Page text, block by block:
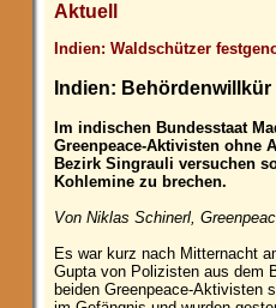
Aktuell
Indien: Waldschützer
Indien:
Im indischen Bundesstaat
Greenpeace-Aktivisten ohne
Bezirk Singrauli versuchen
Kohlemine zu brechen.
Von Niklas Schinerl,
Es war kurz nach Mitternacht
Gupta von Polizisten aus dem
beiden Greenpeace-Aktivisten